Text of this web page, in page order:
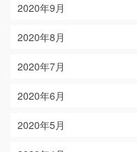
2020年9月
2020年8月
2020年7月
2020年6月
2020年5月